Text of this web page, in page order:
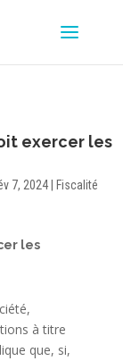
exercer les
7, 2024 Fiscalité
les
à titre
que, si,